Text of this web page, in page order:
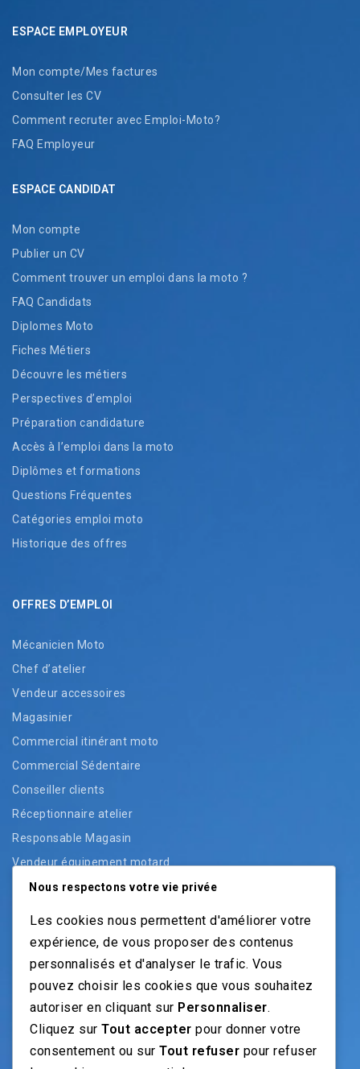
ESPACE EMPLOYEUR
Mon compte/Mes factures
Consulter les CV
Comment recruter avec Emploi-Moto?
FAQ Employeur
ESPACE CANDIDAT
Mon compte
Publier un CV
Comment trouver un emploi dans la moto ?
FAQ Candidats
Diplomes Moto
Fiches Métiers
Découvre les métiers
Perspectives d’emploi
Préparation candidature
Accès à l’emploi dans la moto
Diplômes et formations
Questions Fréquentes
Catégories emploi moto
Historique des offres
OFFRES D’EMPLOI
Mécanicien Moto
Chef d’atelier
Vendeur accessoires
Magasinier
Commercial itinérant moto
Commercial Sédentaire
Conseiller clients
Réceptionnaire atelier
Responsable Magasin
Vendeur équipement motard
Vendeur pièces
Vendeur véhicules occasion
NOS GUIDES
Recrutement moto: Le guide pour recruteurs
Recrutement mécanicien moto
Nous respectons votre vie privée
Les cookies nous permettent d'améliorer votre
expérience, de vous proposer des contenus
personnalisés et d'analyser le trafic. Vous
pouvez choisir les cookies que vous souhaitez
autoriser en cliquant sur Personnaliser.
Cliquez sur Tout accepter pour donner votre
consentement ou sur Tout refuser pour refuser